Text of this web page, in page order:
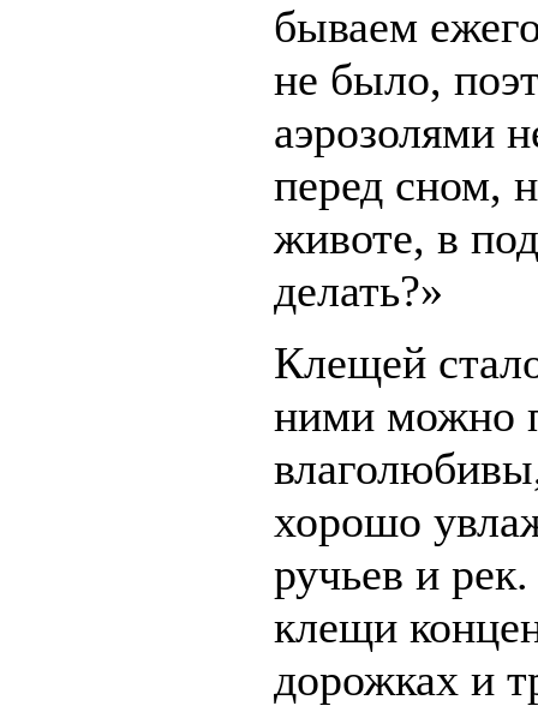
бываем
не было,
аэрозолями
перед сном,
животе, в
делать?»
Клещей
ними можно
хорошо
ручьев и
клещи
дорожках и